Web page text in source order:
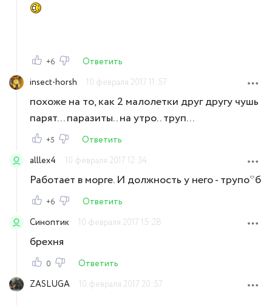
+6
Ответить
insect-horsh
10 февраля 2017 11:57
похоже на то, как 2 малолетки друг другу чушь
парят... паразиты.. на утро.. труп...
+5
Ответить
alllex4
10 февраля 2017 12:34
Работает в морге. И должность у него - трупо*б
+6
Ответить
Синоптик
10 февраля 2017 15:28
брехня
0
Ответить
ZASLUGA
10 февраля 2017 20:57